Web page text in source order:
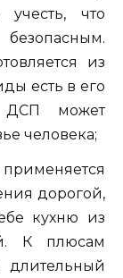
что
из
есть в его
ДСП может
человека;
дорогой,
кухню из
К плюсам
длительный